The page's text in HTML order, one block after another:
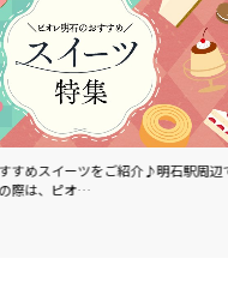
石駅周辺でス
ピオレ明石で食べ